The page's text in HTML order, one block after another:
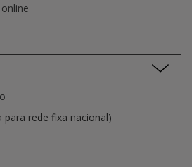
para rede fixa nacional)